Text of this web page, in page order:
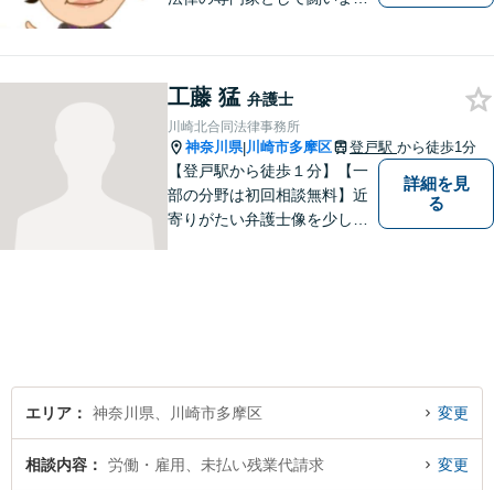
件・刑事事件・労働事件な
ど、幅広く対応いたします。
工藤 猛 弁護士
川崎北合同法律事務所
神奈川県|川崎市多摩区 登戸駅 から徒歩1分
【登戸駅から徒歩１分】【一
部の分野は初回相談無料】近
寄りがたい弁護士像を少しで
詳細を見
る
エリア 神奈川県、川崎市多摩区 変更
相談内容 労働・雇用、未払い残業代請求 変更